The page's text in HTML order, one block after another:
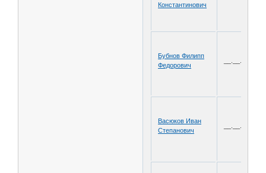
Константинович
Бубнов Филипп
Федорович
Васюков Иван
Степанович